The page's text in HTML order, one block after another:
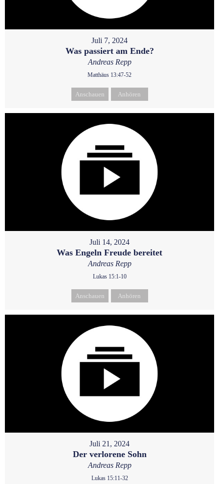
Juli 7, 2024
Was passiert am Ende?
Andreas Repp
Matthäus 13:47-52
Anschauen Anhören
Juli 14, 2024
Was Engeln Freude bereitet
Andreas Repp
Lukas 15:1-10
Anschauen Anhören
Juli 21, 2024
Der verlorene Sohn
Andreas Repp
Lukas 15:11-32